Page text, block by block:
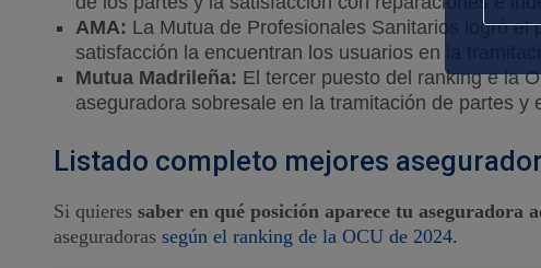
AMA: La Mutua de Profesionales Sanitarios logró
satisfacción la encuentran los usuarios en la
Mutua Madrileña: El tercer puesto del ranking e la
aseguradora sobresale en la tramitación de partes
Listado completo mejores
Si quieres saber en qué posición aparece tu aseguradora
aseguradoras según el ranking de la OCU de 2024.